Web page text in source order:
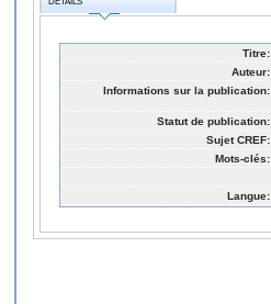
DÉTAILS
Titre:
Auteur:
Informations sur la publication:
Statut de publication:
Sujet CREF:
Mots-clés:
Langue: